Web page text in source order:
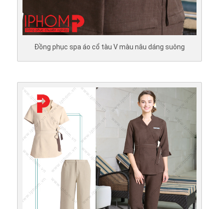
Đồng phục spa áo cổ tàu V màu nâu dáng suông